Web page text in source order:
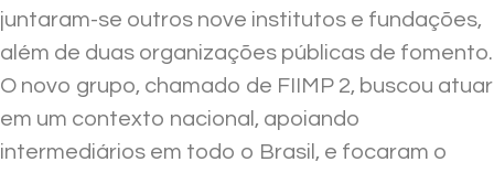
juntaram-se outros nove institutos e fundações,
além de duas organizações públicas de fomento.
O novo grupo, chamado de FIIMP 2, buscou atuar
em um contexto nacional, apoiando
intermediários em todo o Brasil, e focaram o